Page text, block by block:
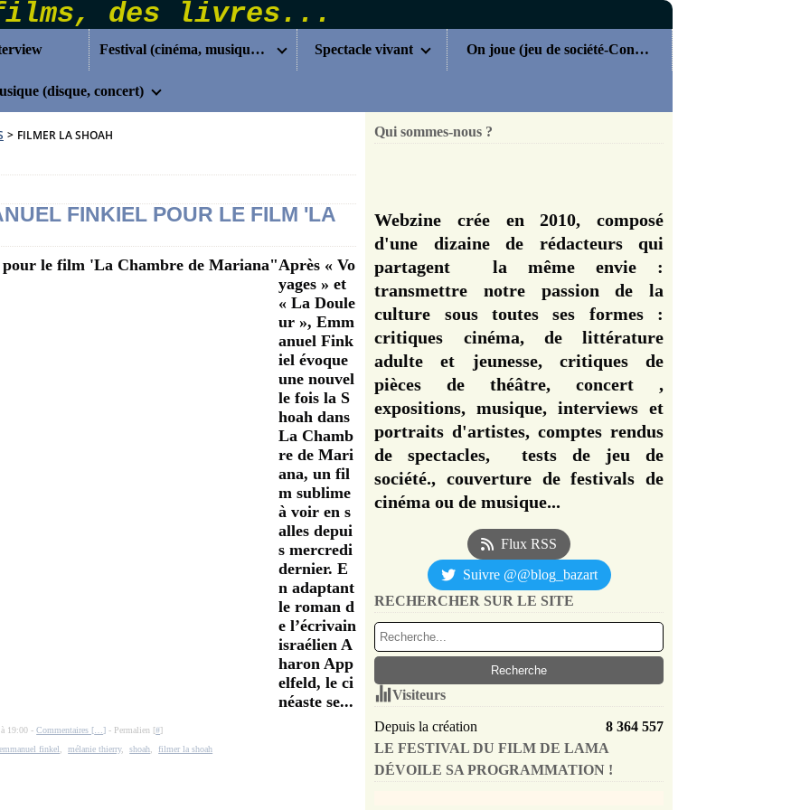
Festival (cinéma, musique...) Spectacle vivant On joue (jeu de société-Concours)
(disque, concert)
> FILMER LA SHOAH
FINKIEL POUR LE FILM 'LA
Après « Vo
yages » et
« La Doule
ur », Emm
anuel Fink
iel évoque
une nouvel
le fois la S
hoah dans
La Chamb
re de Mari
ana, un fil
m sublime
à voir en s
alles depui
s mercredi
dernier. E
n adaptant
le roman d
e l’écrivain
israélien A
haron App
elfeld, le ci
néaste se...
à 19:00 -Commentaires [ …] - Permalien [#]
emmanuel finkel ,mélanie thierry,shoah filmer la shoah
Qui sommes-nous ?
Webzine crée en 2010, composé
d'une dizaine de rédacteurs qui
partagent la même envie :
transmettre notre passion de la
culture sous toutes ses formes :
critiques cinéma, de littérature
adulte et jeunesse, critiques de
pièces de théâtre, concert ,
expositions, musique, interviews et
portraits d'artistes, comptes rendus
de spectacles, tests de jeu de
société., couverture de festivals de
cinéma ou de musique...
Flux RSS
Suivre @@blog_bazart
RECHERCHER SUR LE SITE
Visiteurs
Depuis la création
8 364 557
LE FESTIVAL DU FILM DE LAMA
DÉVOILE SA PROGRAMMATION !